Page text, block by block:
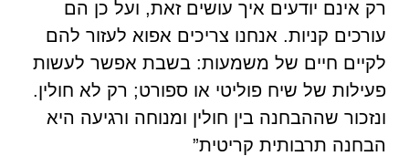
רק אינם יודעים איך עושים זאת, ועל כן הם
עורכים קניות. אנחנו צריכים אפוא לעזור להם
לקיים חיים של משמעות: בשבת אפשר לעשות
פעילות של שיח פוליטי או ספורט; רק לא חולין.
ונזכור שההבחנה בין חולין ומנוחה ורגיעה היא
הבחנה תרבותית קריטית”